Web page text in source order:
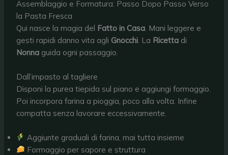
Assemblaggio e Formatura: Passo Dopo Passo Verso
la Pasta Fresca
Qui nasce la magia del Fatto in Casa . Mani leggere e
gesti rapidi danno vita agli Gnocchi . La Ricetta di
Nonna guida ogni passaggio.
Dall’impasto al tagliere
Disponi la purea tiepida sul piano e aggiungi formaggio.
Poi incorpora farina a pioggia, poco alla volta. Infine
compatta senza lavorare eccessivamente.
Aggiunte graduali di farina, mai tutta insieme
Formaggio per sapore e struttura